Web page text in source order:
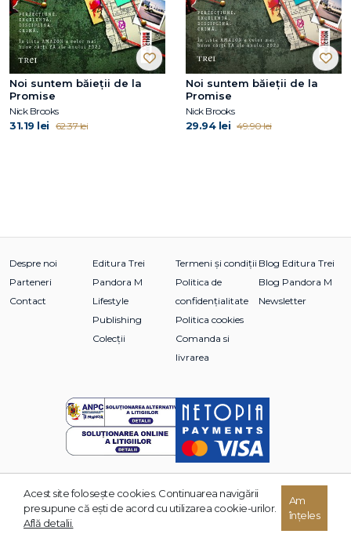
Noi suntem băieții de la
Promise
Nick Brooks
31.19 lei 62.37 lei
Noi suntem băieții de la
Promise
Nick Brooks
29.94 lei 49.90 lei
Despre noi
Parteneri
Contact
Editura Trei
Pandora M
Lifestyle
Publishing
Colecții
Termeni și condiții
Politica de
confidențialitate
Politica cookies
Comanda si
livrarea
Blog Editura Trei
Blog Pandora M
Newsletter
© 2026 Grupul Editorial TREI. Toate drepturile rezervate.
Acest site foloseşte cookies. Continuarea navigării
presupune că eşti de acord cu utilizarea cookie-urilor.
Află detalii.
Am
înțeles